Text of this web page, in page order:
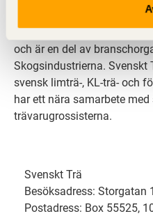
Svenskt Trä representerar
och är en del av
Skogsindustrierna. Svenskt
svensk limträ-, KL-trä- och
har ett nära samarbete
trävarugrossisterna.
Svenskt Trä
Besöksadress: Storgatan
Postadress: Box 55525,